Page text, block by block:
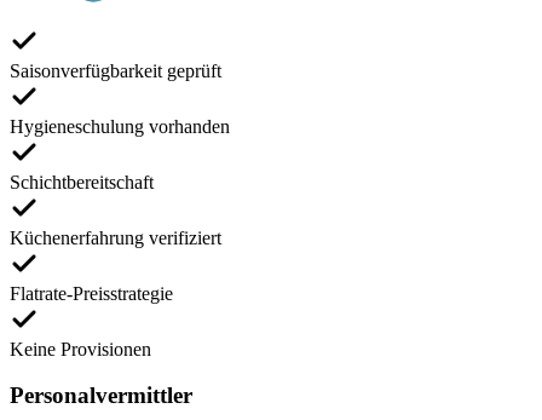
Saisonverfügbarkeit geprüft
Hygieneschulung vorhanden
Schichtbereitschaft
Küchenerfahrung verifiziert
Flatrate-Preisstrategie
Keine Provisionen
Personalvermittler